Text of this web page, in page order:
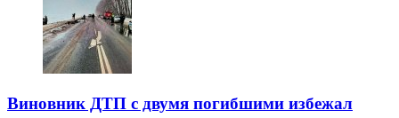
Виновник ДТП с двумя погибшими избежал